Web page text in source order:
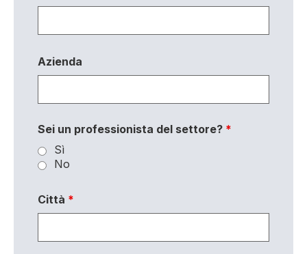
Azienda
Sei un professionista del settore? *
Sì
No
Città *